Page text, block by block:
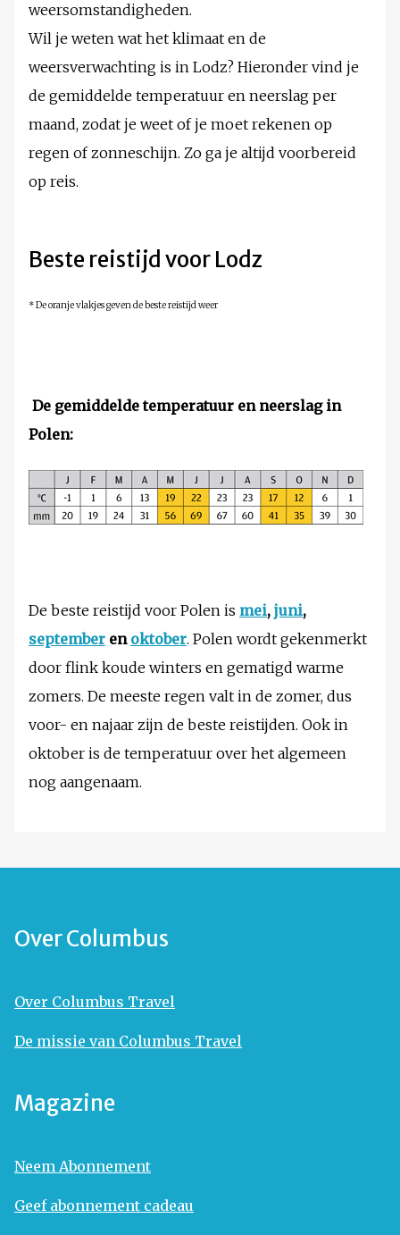
weersomstandigheden.
Wil je weten wat het klimaat en de
weersverwachting is in Lodz? Hieronder vind je
de gemiddelde temperatuur en neerslag per
maand, zodat je weet of je moet rekenen op
regen of zonneschijn. Zo ga je altijd voorbereid
op reis.
Beste reistijd voor Lodz
* De oranje vlakjes geven de beste reistijd weer
De gemiddelde temperatuur en neerslag in
Polen:
De beste reistijd voor Polen is mei, juni,
september en oktober. Polen wordt gekenmerkt
door flink koude winters en gematigd warme
zomers. De meeste regen valt in de zomer, dus
voor- en najaar zijn de beste reistijden. Ook in
oktober is de temperatuur over het algemeen
nog aangenaam.
Over Columbus
Over Columbus Travel
De missie van Columbus Travel
Magazine
Neem Abonnement
Geef abonnement cadeau